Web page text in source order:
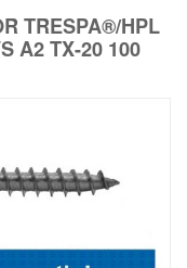
TRESPA®/HPL
A2 TX-20 100